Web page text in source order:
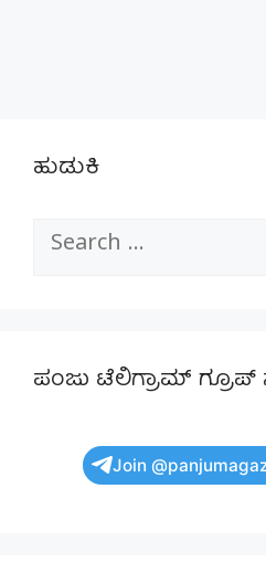
ಹುಡುಕಿ
Search
ಪಂಜು ಟೆಲಿಗ್ರಾಮ್ ಗ್ರೂಪ್
Join